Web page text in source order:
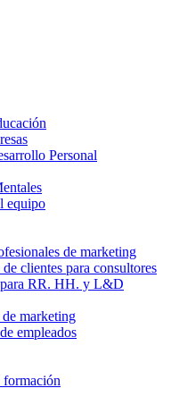
Personal
equipo
de marketing
clientes para consultores
RR. HH. y L&D
marketing
empleados
formación